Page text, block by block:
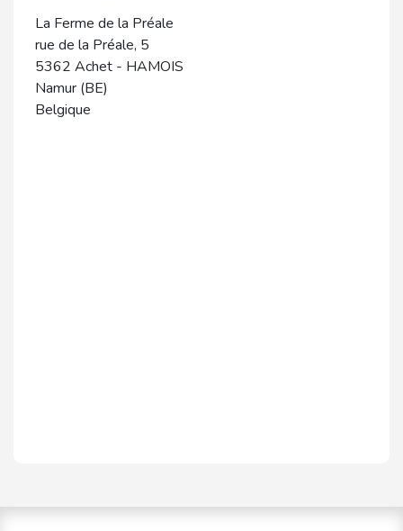
La Ferme de la Préale
rue de la Préale, 5
5362 Achet - HAMOIS
Namur (BE)
Belgique